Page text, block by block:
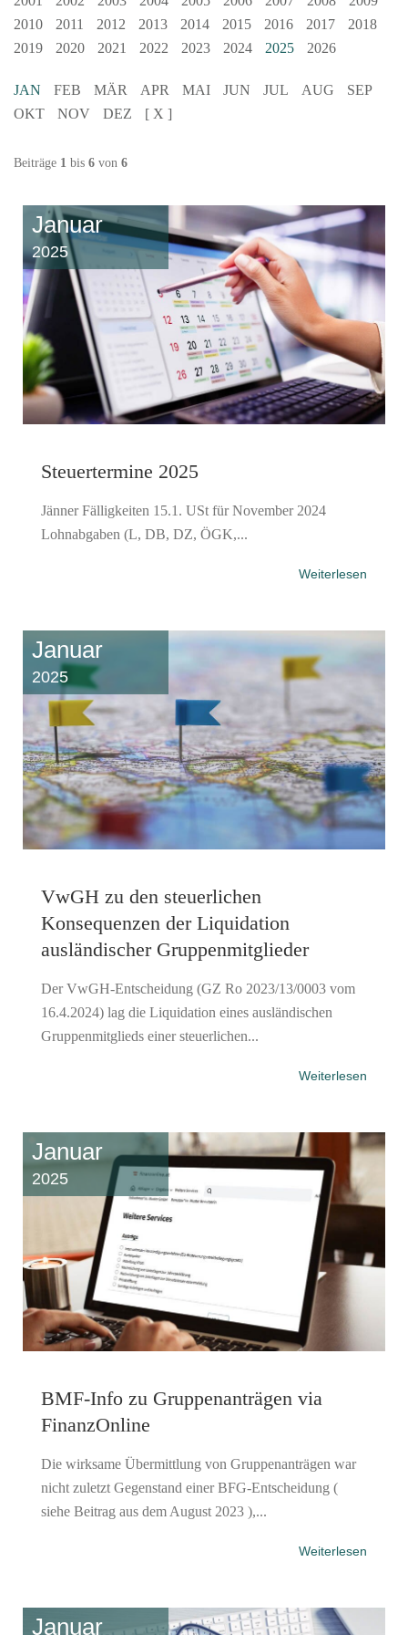
2010
2011 2012 2013 2014 2015 2016 2017
2018
2019
2020 2021 2022 2023 2024 2025 2026
JAN FEB MÄR APR MAI JUN JUL AUG
SEP
OKT
NOV DEZ [ X ]
Beiträge 1 bis 6 von 6
Januar
2025
Steuertermine 2025
Jänner Fälligkeiten 15.1. USt für November 2024
Lohnabgaben (L, DB, DZ, ÖGK,...
Weiterlesen
Januar
2025
VwGH zu den steuerlichen
Konsequenzen der Liquidation
ausländischer Gruppenmitglieder
Der VwGH-Entscheidung (GZ Ro 2023/13/0003 vom
16.4.2024) lag die Liquidation eines ausländischen
Gruppenmitglieds einer steuerlichen...
Weiterlesen
Januar
2025
BMF-Info zu Gruppenanträgen via
FinanzOnline
Die wirksame Übermittlung von Gruppenanträgen war
nicht zuletzt Gegenstand einer BFG-Entscheidung (
siehe Beitrag aus dem August 2023 ),...
Weiterlesen
Januar